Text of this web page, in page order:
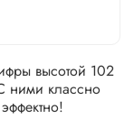
высотой 102
ними классно